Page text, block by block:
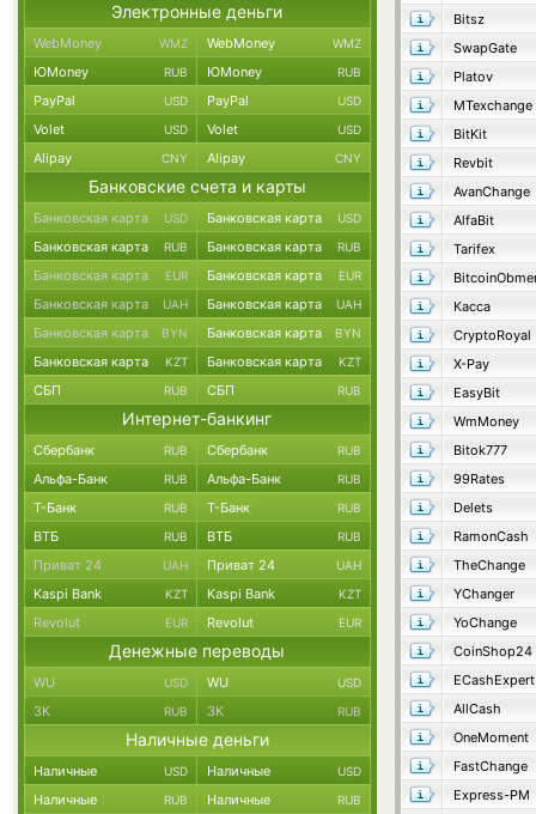
Bitsz
SwapGate
Platov
MTexchange
BitKit
Revbit
AvanChange
AlfaBit
Tarifex
Касса
CryptoRoyal
X-Pay
EasyBit
WmMoney
Bitok777
99Rates
Delets
RamonCash
TheChange
YChanger
YoChange
CoinShop24
ECashExpert
AllCash
OneMoment
FastChange
Express-PM
Электронные деньги
WebMoney WMZ WebMoney WMZ
ЮMoney RUB ЮMoney RUB
PayPal USD PayPal USD
Volet USD Volet USD
Alipay CNY Alipay CNY
Банковские счета и карты
Банковская карта USD Банковская карта USD
Банковская карта RUB Банковская карта RUB
Банковская карта EUR Банковская карта EUR
Банковская карта UAH Банковская карта UAH
Банковская карта BYN Банковская карта BYN
Банковская карта KZT Банковская карта KZT
СБП RUB СБП RUB
Интернет-банкинг
Сбербанк RUB Сбербанк RUB
Альфа-Банк RUB Альфа-Банк RUB
Т-Банк RUB Т-Банк RUB
ВТБ RUB ВТБ RUB
Приват 24 UAH Приват 24 UAH
Kaspi Bank KZT Kaspi Bank KZT
Revolut EUR Revolut EUR
Денежные переводы
WU USD WU USD
ЗК RUB ЗК RUB
Наличные деньги
Наличные USD Наличные USD
Наличные RUB Наличные RUB